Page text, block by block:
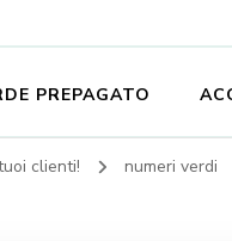
PREPAGATO
clienti! numeri verdi